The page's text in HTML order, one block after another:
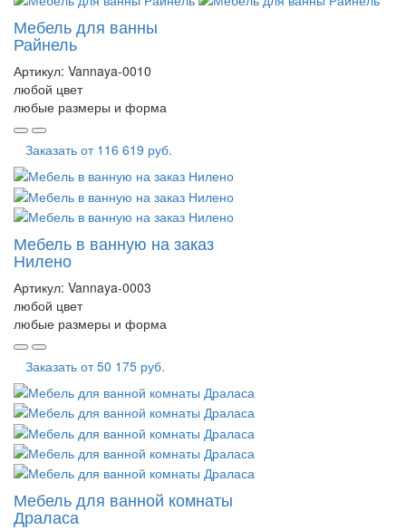
Мебель для ванны
Райнель
Артикул: Vannaya-0010
любой цвет
любые размеры и форма
Заказать от 116 619 руб.
Мебель в ванную на заказ
Нилено
Артикул: Vannaya-0003
любой цвет
любые размеры и форма
Заказать от50 175 руб.
Мебель для ванной комнаты
Драласа